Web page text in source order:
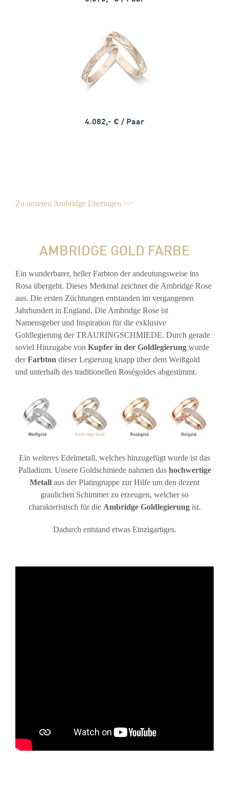
4.082,- € / Paar
Zu unseren Ambridge Eheringen >>
AMBRIDGE GOLD FARBE
Ein wunderbarer, heller Farbton der andeutungsweise ins
Rosa übergeht. Dieses Merkmal zeichnet die Ambridge Rose
aus. Die ersten Züchtungen entstanden im vergangenen
Jahrhundert in England. Die Ambridge Rose ist
Namensgeber und Inspiration für die exklusive
Goldlegierung der TRAURINGSCHMIEDE. Durch gerade
soviel Hinzugabe von Kupfer in der Goldlegierung wurde
derFarbton dieser Legierung knapp über dem Weißgold
und unterhalb des traditionellen Roségoldes abgestimmt.
Ein weiteres Edelmetall, welches hinzugefügt wurde ist das
Palladium. Unsere Goldschmiede nahmen das hochwertige
Metall aus der Platingruppe zur Hilfe um den dezent
graulichen Schimmer zu erzeugen, welcher so
charakteristisch für die Ambridge Goldlegierungist.
Dadurch entstand etwas Einzigartiges.